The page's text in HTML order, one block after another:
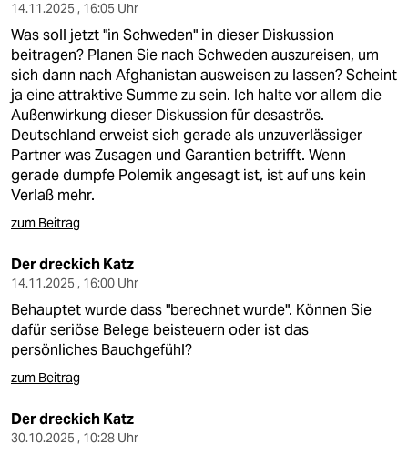
14.11.2025 , 16:05 Uhr
Was soll jetzt "in Schweden" in dieser Diskussion
beitragen? Planen Sie nach Schweden auszureisen, um
sich dann nach Afghanistan ausweisen zu lassen? Scheint
ja eine attraktive Summe zu sein. Ich halte vor allem die
Außenwirkung dieser Diskussion für desaströs.
Deutschland erweist sich gerade als unzuverlässiger
Partner was Zusagen und Garantien betrifft. Wenn
gerade dumpfe Polemik angesagt ist, ist auf uns kein
Verlaß mehr.
zum Beitrag
Der dreckich Katz
14.11.2025 , 16:00 Uhr
Behauptet wurde dass "berechnet wurde". Können Sie
dafür seriöse Belege beisteuern oder ist das
persönliches Bauchgefühl?
zum Beitrag
Der dreckich Katz
30.10.2025 , 10:28 Uhr